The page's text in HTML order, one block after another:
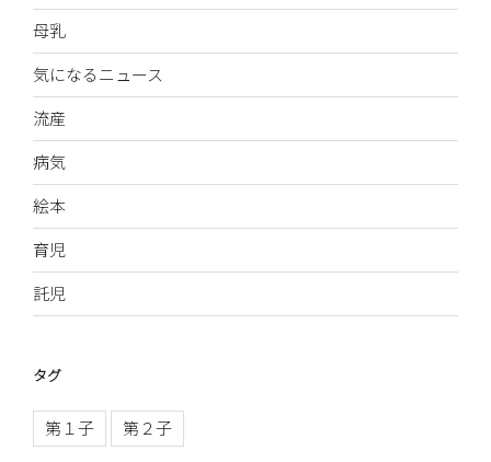
母乳
気になるニュース
流産
病気
絵本
育児
託児
タグ
第１子 第２子